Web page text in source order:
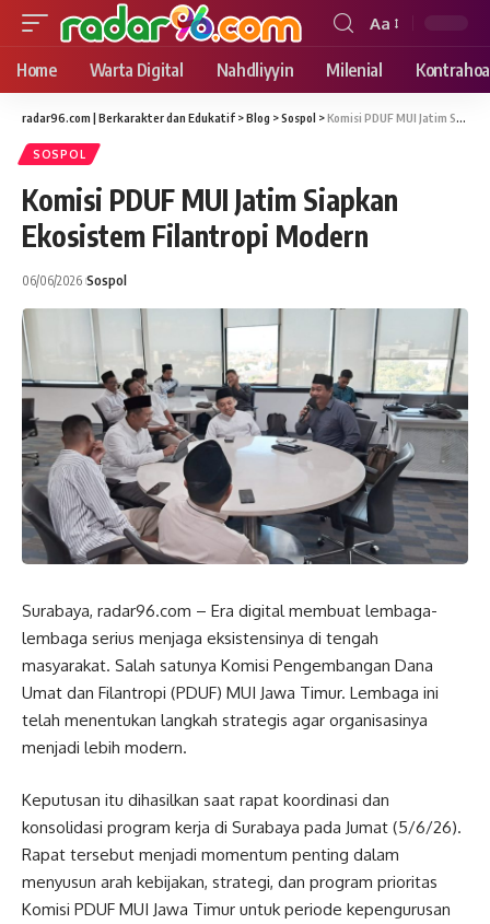
Font
Resizer
Aa
Home Warta Digital Nahdliyyin Milenial
radar96.com | Berkarakter dan Edukatif >Blog >Sospol >Komisi PDUF MUI Jatim Siapkan Ekosistem Filantropi Modern
SOSPOL
Komisi PDUF MUI Jatim Siapkan
Ekosistem Filantropi Modern
06/06/2026 Sospol
Surabaya, radar96.com – Era digital membuat lembaga-
lembaga serius menjaga eksistensinya di tengah
masyarakat. Salah satunya Komisi Pengembangan Dana
Umat dan Filantropi (PDUF) MUI Jawa Timur. Lembaga ini
telah menentukan langkah strategis agar organisasinya
menjadi lebih modern.
Keputusan itu dihasilkan saat rapat koordinasi dan
konsolidasi program kerja di Surabaya pada Jumat (5/6/26).
Rapat tersebut menjadi momentum penting dalam
menyusun arah kebijakan, strategi, dan program prioritas
Komisi PDUF MUI Jawa Timur untuk periode kepengurusan